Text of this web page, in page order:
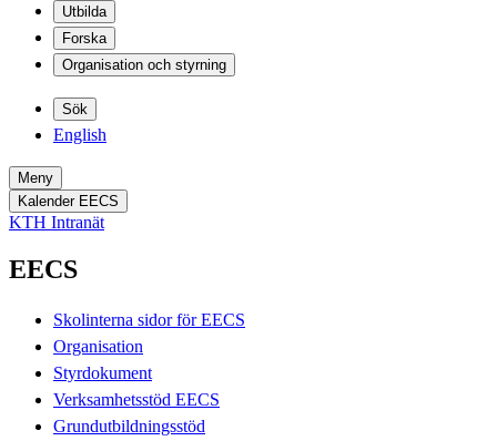
Utbilda
Forska
Organisation och styrning
Sök
English
Meny
Kalender EECS
KTH Intranät
EECS
Skolinterna sidor för EECS
Organisation
Styrdokument
Verksamhetsstöd EECS
Grundutbildningsstöd